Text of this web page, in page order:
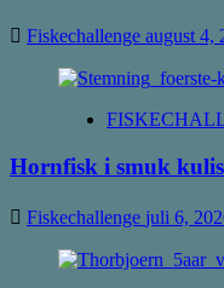
Fiskechallenge august 4,
Hornfisk i smuk
Fiskechallenge juli 6,